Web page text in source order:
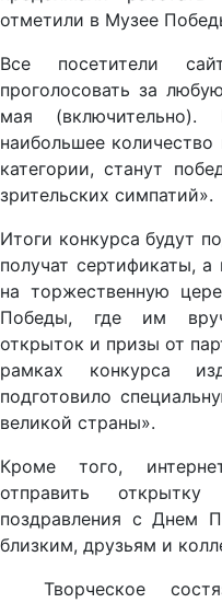
отметили в Музее
Все посетители
проголосовать за
мая (включительно).
наибольшее
категории, станут
зрительских симпатий».
Итоги конкурса будут
получат сертификаты,
на торжественную
Победы, где им
открыток и призы от
рамках конкурса
подготовило
великой страны».
Кроме того,
отправить
поздравления с Днем
близким, друзьям и
Творческое